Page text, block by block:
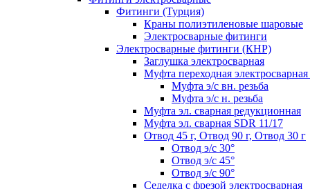
Фитинги (Турция)
Краны полиэтиленовые шаровые
Электросварные фитинги
Электросварные фитинги (КНР)
Заглушка электросварная
Муфта переходная
Муфта э/с вн. резьба
Муфта э/с н. резьба
Муфта эл. cварная редукционная
Муфта эл. сварная SDR 11/17
Отвод 45 г, Отвод 90 г, Отвод 30 г
Отвод э/с 30°
Отвод э/с 45°
Отвод э/с 90°
Седелка с фрезой электросварная